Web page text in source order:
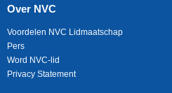
Over NVC
Voordelen NVC Lidmaatschap
Pers
Word NVC-lid
Privacy Statement